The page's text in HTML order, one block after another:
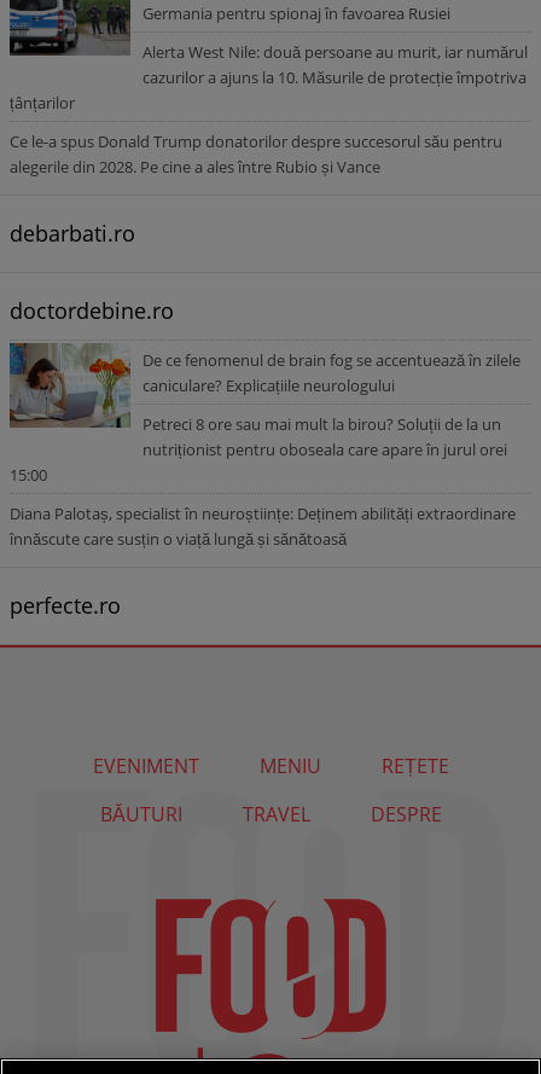
Germania pentru spionaj în favoarea Rusiei
Alerta West Nile: două persoane au murit, iar numărul
cazurilor a ajuns la 10. Măsurile de protecție împotriva
țânțarilor
Ce le-a spus Donald Trump donatorilor despre succesorul său pentru
alegerile din 2028. Pe cine a ales între Rubio și Vance
debarbati.ro
doctordebine.ro
De ce fenomenul de brain fog se accentuează în zilele
caniculare? Explicațiile neurologului
Petreci 8 ore sau mai mult la birou? Soluții de la un
nutriționist pentru oboseala care apare în jurul orei
15:00
Diana Palotaș, specialist în neuroștiințe: Deținem abilități extraordinare
înnăscute care susțin o viață lungă și sănătoasă
perfecte.ro
EVENIMENT MENIU
REȚETE
BĂUTURI
TRAVEL DESPRE